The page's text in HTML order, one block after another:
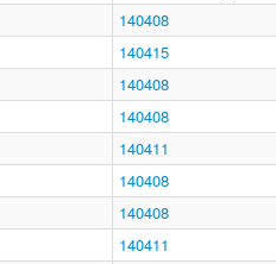
140408
140415
140408
140408
140411
140408
140408
140411